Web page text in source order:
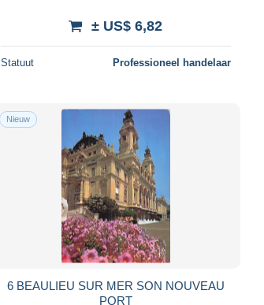
± US$ 6,82
Statuut Professioneel handelaar
Nieuw
6 BEAULIEU SUR MER SON NOUVEAU
PORT